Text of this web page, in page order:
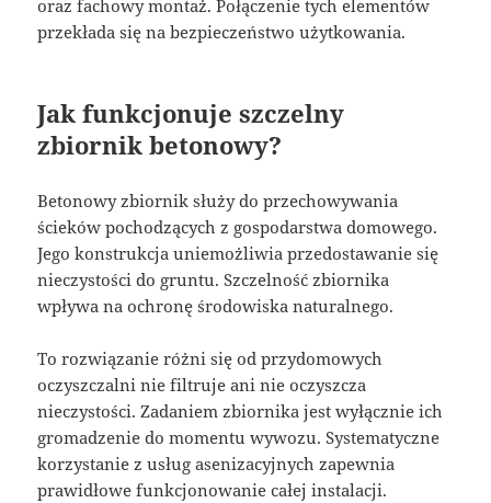
oraz fachowy montaż. Połączenie tych elementów
przekłada się na bezpieczeństwo użytkowania.
Jak funkcjonuje szczelny
zbiornik betonowy?
Betonowy zbiornik służy do przechowywania
ścieków pochodzących z gospodarstwa domowego.
Jego konstrukcja uniemożliwia przedostawanie się
nieczystości do gruntu. Szczelność zbiornika
wpływa na ochronę środowiska naturalnego.
To rozwiązanie różni się od przydomowych
oczyszczalni nie filtruje ani nie oczyszcza
nieczystości. Zadaniem zbiornika jest wyłącznie ich
gromadzenie do momentu wywozu. Systematyczne
korzystanie z usług asenizacyjnych zapewnia
prawidłowe funkcjonowanie całej instalacji.